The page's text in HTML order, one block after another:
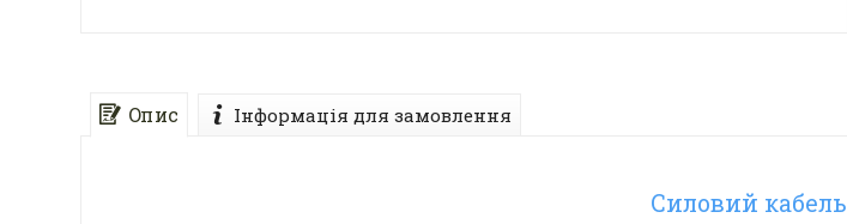
Опис Інформація для замовлення
Силовий